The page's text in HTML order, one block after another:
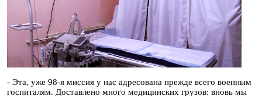
- Эта, уже 98-я миссия у нас адресована прежде всего военным
госпиталям. Доставлено много медицинских грузов: вновь мы